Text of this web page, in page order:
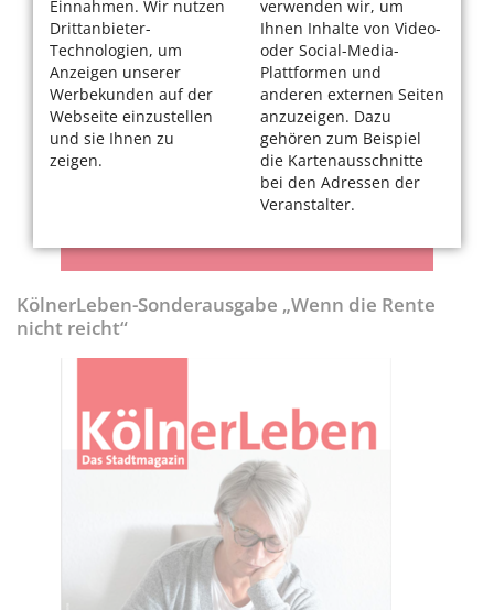
Einnahmen. Wir nutzen
Drittanbieter-
Technologien, um
Anzeigen unserer
Werbekunden auf der
Webseite einzustellen
und sie Ihnen zu
zeigen.
verwenden wir, um
Ihnen Inhalte von Video-
oder Social-Media-
Plattformen und
anderen externen Seiten
anzuzeigen. Dazu
gehören zum Beispiel
die Kartenausschnitte
bei den Adressen der
Veranstalter.
KölnerLeben-Sonderausgabe „Wenn die Rente
nicht reicht“